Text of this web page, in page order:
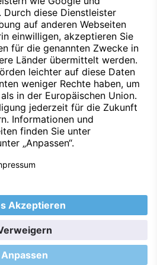
Nach oben
Techniklexikon